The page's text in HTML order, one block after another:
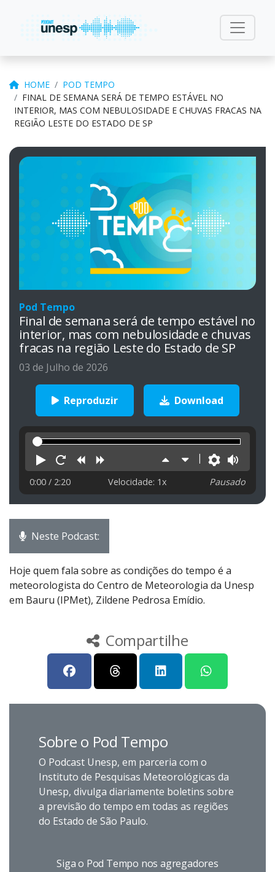
HOME
POD TEMPO
FINAL DE SEMANA SERÁ DE TEMPO ESTÁVEL NO
INTERIOR, MAS COM NEBULOSIDADE E CHUVAS FRACAS NA
REGIÃO LESTE DO ESTADO DE SP
Pod Tempo
Final de semana será de tempo estável no
interior, mas com nebulosidade e chuvas
fracas na região Leste do Estado de SP
03 de Julho de 2026
Reproduzir Download
Reproduzir
ReiniciarRetroceder
Aumentar
velocidade
Diminuir
velocidade
0:00 / 2:20 Velocidade: 1x Pausado
Neste Podcast:
Hoje quem fala sobre as condições do tempo é a
meteorologista do Centro de Meteorologia da Unesp
em Bauru (IPMet), Zildene Pedrosa Emídio.
Compartilhe
Sobre o Pod Tempo
O Podcast Unesp, em parceria com o
Instituto de Pesquisas Meteorológicas da
Unesp, divulga diariamente boletins sobre
a previsão do tempo em todas as regiões
do Estado de São Paulo.
Siga o Pod Tempo nos agregadores